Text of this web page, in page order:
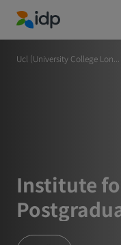
IDP Education
Ucl (University College Lon...
Institute